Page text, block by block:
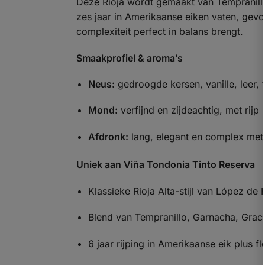
zes jaar in Amerikaanse eiken vaten,
complexiteit perfect in balans brengt.
Smaakprofiel & aroma’s
Neus: gedroogde kersen, vanille, leer,
Mond: verfijnd en zijdeachtig, met rijp
Afdronk: lang, elegant en complex
Uniek aan Viña Tondonia Tinto Reserva
Klassieke Rioja Alta-stijl van López de
Blend van Tempranillo, Garnacha,
6 jaar rijping in Amerikaanse eik plus